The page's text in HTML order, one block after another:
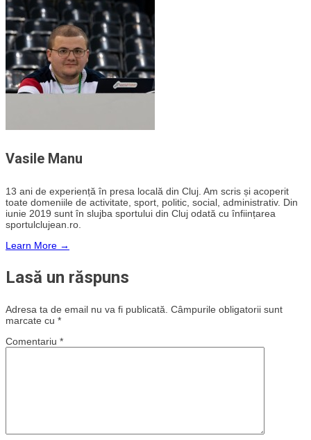
Vasile Manu
13 ani de experiență în presa locală din Cluj. Am scris și acoperit
toate domeniile de activitate, sport, politic, social, administrativ. Din
iunie 2019 sunt în slujba sportului din Cluj odată cu înființarea
sportulclujean.ro.
Learn More →
Lasă un răspuns
Adresa ta de email nu va fi publicată. Câmpurile obligatorii sunt
marcate cu *
Comentariu *